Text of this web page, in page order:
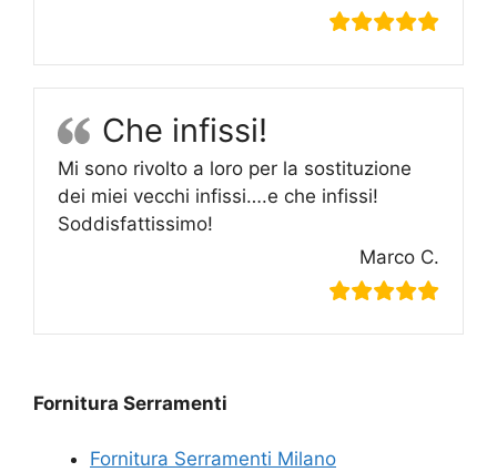
Che infissi!
Mi sono rivolto a loro per la sostituzione
dei miei vecchi infissi….e che infissi!
Soddisfattissimo!
Marco C.
Fornitura Serramenti
Fornitura Serramenti Milano